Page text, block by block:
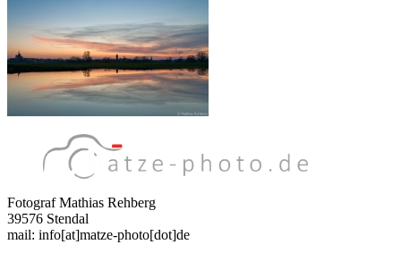
Fotograf Mathias Rehberg
39576 Stendal
mail: info[at]matze-photo[dot]de